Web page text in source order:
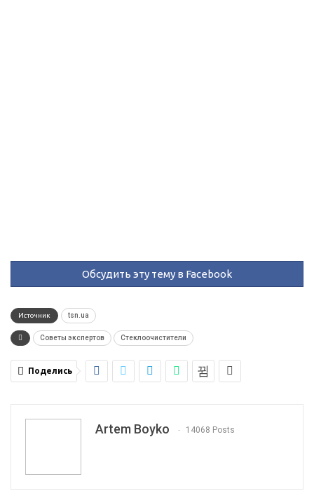
Обсудить эту тему в Facebook
Источник tsn.ua
Советы экспертов Стеклоочистители
Поделись
Artem Boyko 14068 Posts